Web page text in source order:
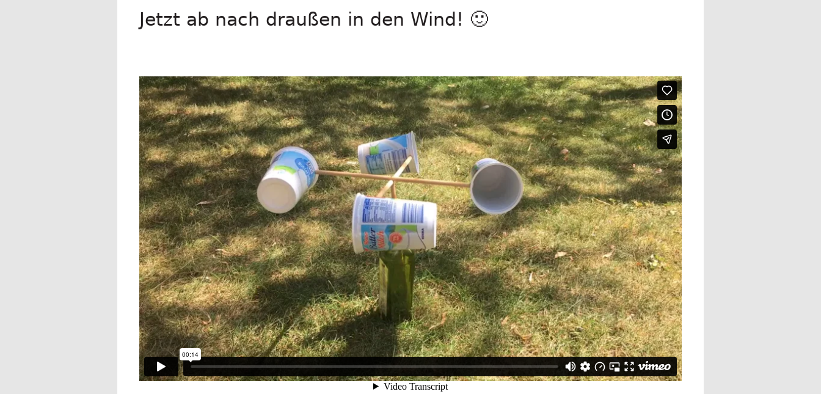
Jetzt ab nach draußen in den Wind! 🙂